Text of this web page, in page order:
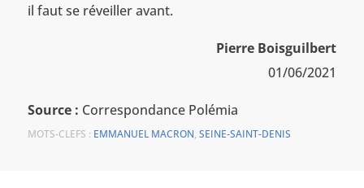
il faut se réveiller avant.
Pierre Boisguilbert
01/06/2021
Source : Correspondance Polémia
MOTS-CLEFS : EMMANUEL MACRON, SEINE-SAINT-DENIS